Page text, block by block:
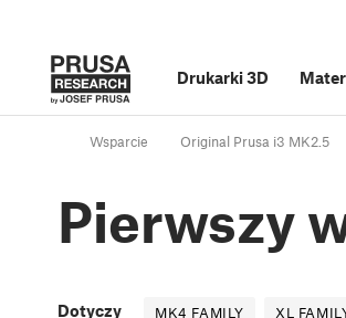
Drukarki 3D
Wsparcie Original Prusa i3 MK2.5
Pierwszy
Dotyczy MK4 FAMILY XL